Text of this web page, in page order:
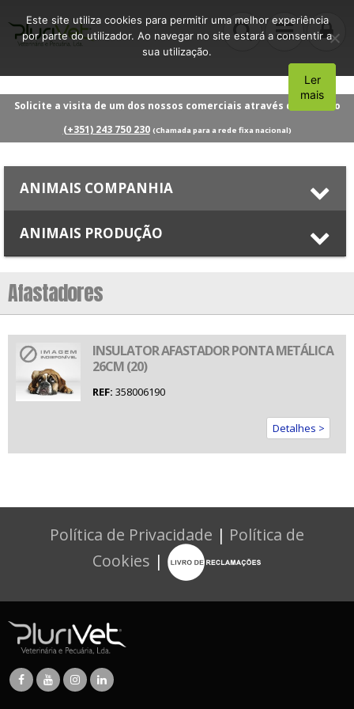
Solicite a visita de um dos nossos comerciais através do número
(+351) 243 750 230 (Chamada para a rede fixa nacional)
ANIMAIS COMPANHIA
ANIMAIS PRODUÇÃO
Afastadores
INSULATOR AFASTADOR PONTA METÁLICA
26CM (20)
REF: 358006190
Detalhes >
Política de Privacidade | Política de
Cookies |
Este site utiliza cookies para permitir uma melhor experiência
por parte do utilizador. Ao navegar no site estará a consentir a
sua utilização.
Aceito
Ler
mais